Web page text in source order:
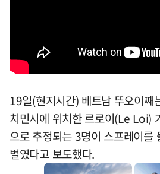
19일(현지시간) 베트남 뚜오이째
치민시에 위치한 르로이(Le Loi)
으로 추정되는 3명이 스프레이를
벌였다고 보도했다.